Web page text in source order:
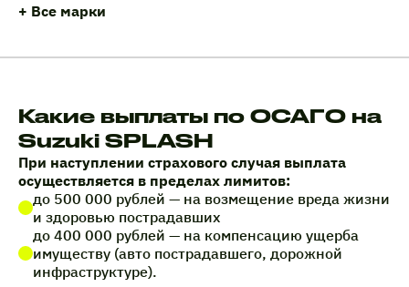
+ Все марки
Какие выплаты по ОСАГО на
Suzuki SPLASH
При наступлении страхового случая выплата
осуществляется в пределах лимитов:
до 500 000 рублей — на возмещение вреда жизни
и здоровью пострадавших
до 400 000 рублей — на компенсацию ущерба
имуществу (авто пострадавшего, дорожной
инфраструктуре).